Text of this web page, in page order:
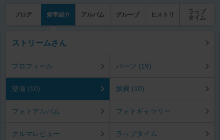
ブログ 愛車紹介 アルバム グループ ヒストリ
ラップ
タイム
ストリームさん
プロフィール パーツ (19)
整備 (10) 燃費 (10)
フォトアルバム フォトギャラリー
クルマレビュー ラップタイム